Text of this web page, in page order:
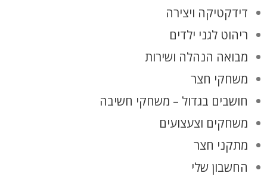
דידקטיקה ויצירה
ריהוט לגני ילדים
מבואה הנהלה ושירות
משחקי חצר
חושבים בגדול – משחקי חשיבה
משחקים וצעצועים
מתקני חצר
החשבון שלי